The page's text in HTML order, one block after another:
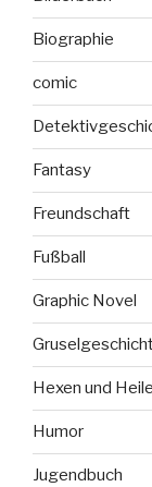
Biographie
comic
Fantasy
Freundschaft
Fußball
Graphic Novel
Hexen und
Humor
Jugendbuch